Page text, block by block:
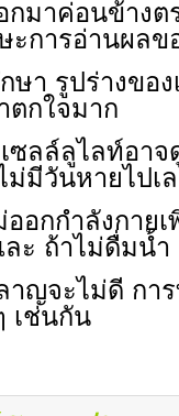
มาค่อนข้างต
ะการอ่านผลข
ษา รูปร่างของ
ตกใจมาก
ซลล์ลูไลท์อา
มีวันหายไปเ
อกกำลังกาย
ละ ถ้าไม่ดื่มน้ำ
าญจะไม่ดี กา
เช่นกัน